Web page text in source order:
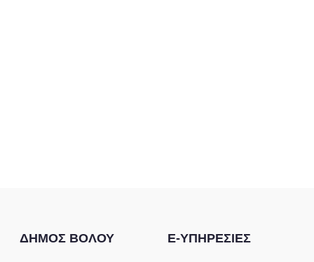
ΔΗΜΟΣ ΒΟΛΟΥ E-ΥΠΗΡΕΣΙΕΣ